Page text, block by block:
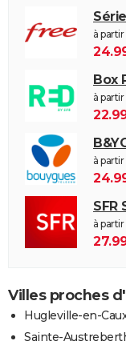
à partir
Box
à partir
à partir
SFR
à partir
Villes proches
Hugleville-en-
Sainte-